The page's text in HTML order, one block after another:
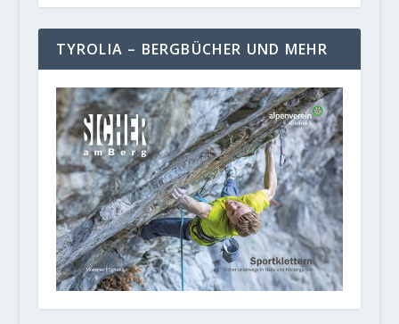
TYROLIA – BERGBÜCHER UND MEHR